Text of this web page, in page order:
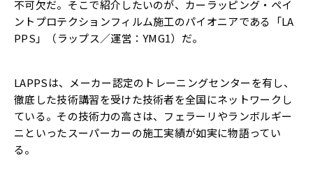
不可欠だ。そこで紹介したいのが、カーラッピング・ペイ
ントプロテクションフィルム施工のパイオニアである「LA
PPS」（ラップス／運営：YMG1）だ。
LAPPSは、メーカー認定のトレーニングセンターを有し、
徹底した技術講習を受けた技術者を全国にネットワークし
ている。その技術力の高さは、フェラーリやランボルギー
ニといったスーパーカーの施工実績が如実に物語ってい
る。